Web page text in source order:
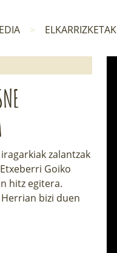
ELKARRIZKETAK
zalantzak
Goiko
hitz egitera.
bizi duen